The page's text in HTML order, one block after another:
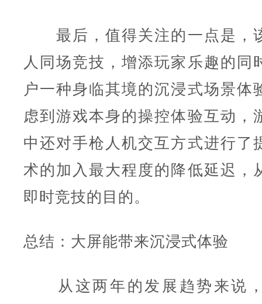
最后，值得关注的一点是，
人同场竞技，增添玩家乐趣的同
户一种身临其境的沉浸式场景体
虑到游戏本身的操控体验互动，
中还对手枪人机交互方式进行了
术的加入最大程度的降低延迟，
即时竞技的目的。
总结：大屏能带来沉浸式体验
从这两年的发展趋势来说